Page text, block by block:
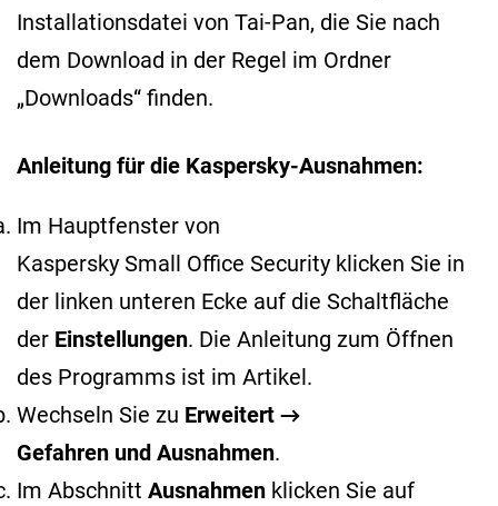
Installationsdatei von Tai-Pan, die Sie nach
dem Download in der Regel im Ordner
„Downloads“ finden.
Anleitung für die Kaspersky-Ausnahmen:
Im Hauptfenster von
Kaspersky Small Office Security klicken Sie in
der linken unteren Ecke auf die Schaltfläche
der Einstellungen. Die Anleitung zum Öffnen
des Programms ist im Artikel.
Wechseln Sie zu Erweitert →
Gefahren und Ausnahmen.
Im Abschnitt Ausnahmen klicken Sie auf